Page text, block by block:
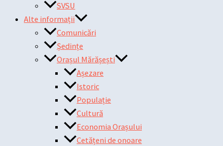
SVSU
Alte informații
Comunicări
Ședințe
Orașul Mărășești
Așezare
Istoric
Populație
Cultură
Economia Orașului
Cetățeni de onoare